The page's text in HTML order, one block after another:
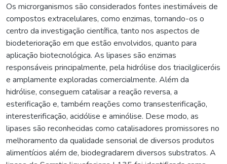
Os microrganismos são considerados fontes inestimáveis de
compostos extracelulares, como enzimas, tornando-os o
centro da investigação científica, tanto nos aspectos de
biodeterioração em que estão envolvidos, quanto para
aplicação biotecnológica. As lipases são enzimas
responsáveis principalmente, pela hidrólise dos triacilgliceróis
e amplamente exploradas comercialmente. Além da
hidrólise, conseguem catalisar a reação reversa, a
esterificação e, também reações como transesterificação,
interesterificação, acidólise e aminólise. Dese modo, as
lipases são reconhecidas como catalisadores promissores no
melhoramento da qualidade sensorial de diversos produtos
alimentícios além de, biodegradarem diversos substratos. A